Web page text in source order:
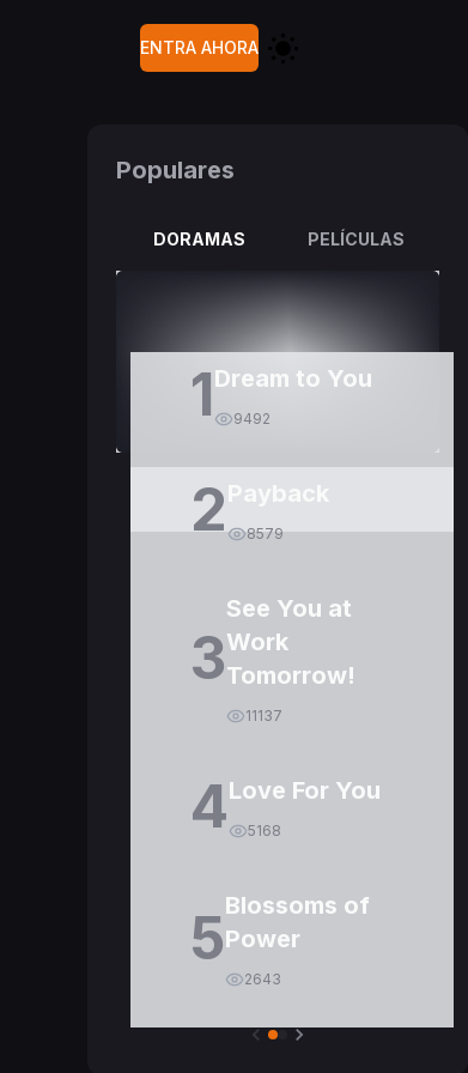
ENTRA AHORA
Populares
DORAMAS PELÍCULAS
1Dream to You
9492
2Payback
8579
3
See You at
Work
Tomorrow!
11137
4Love For You
5168
5Blossoms of
Power
2643